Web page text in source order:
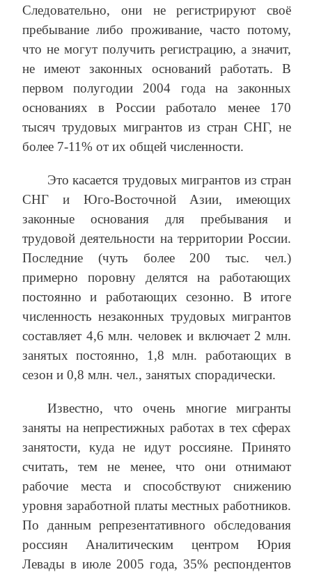
Следовательно, они не регистрируют своё
пребывание либо проживание, часто потому,
что не могут получить регистрацию, а значит,
не имеют законных оснований работать. В
первом полугодии 2004 года на законных
основаниях в России работало менее 170
тысяч трудовых мигрантов из стран СНГ, не
более 7-11% от их общей численности.
Это касается трудовых мигрантов из стран
СНГ и Юго-Восточной Азии, имеющих
законные основания для пребывания и
трудовой деятельности на территории России.
Последние (чуть более 200 тыс. чел.)
примерно поровну делятся на работающих
постоянно и работающих сезонно. В итоге
численность незаконных трудовых мигрантов
составляет 4,6 млн. человек и включает 2 млн.
занятых постоянно, 1,8 млн. работающих в
сезон и 0,8 млн. чел., занятых спорадически.
Известно, что очень многие мигранты
заняты на непрестижных работах в тех сферах
занятости, куда не идут россияне. Принято
считать, тем не менее, что они отнимают
рабочие места и способствуют снижению
уровня заработной платы местных работников.
По данным репрезентативного обследования
россиян Аналитическим центром Юрия
Левады в июле 2005 года, 35% респондентов